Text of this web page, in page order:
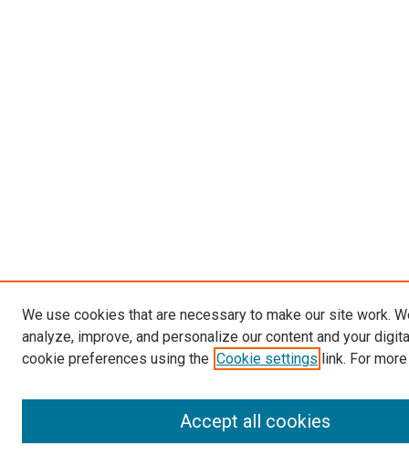
We use cookies that are necessary to make our site work.
analyze, improve, and personalize our content and your
cookie preferences using the Cookie settings link. For
Accept all cookies